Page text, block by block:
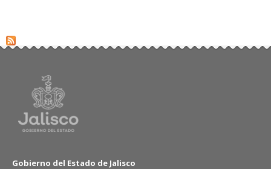
Gobierno del Estado de Jalisco